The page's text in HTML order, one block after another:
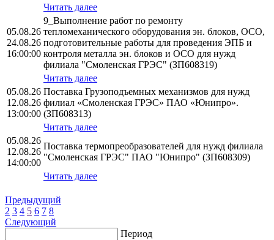
Читать далее
05.08.26
24.08.26
16:00:00
9_Выполнение работ по ремонту
тепломеханического оборудования эн. блоков, ОСО,
подготовительные работы для проведения ЭПБ и
контроля металла эн. блоков и ОСО для нужд
филиала "Смоленская ГРЭС" (ЗП608319)
Читать далее
05.08.26
12.08.26
13:00:00
Поставка Грузоподъемных механизмов для нужд
филиал «Смоленская ГРЭС» ПАО «Юнипро».
(ЗП608313)
Читать далее
05.08.26
12.08.26
14:00:00
Поставка термопреобразователей для нужд филиала
"Смоленская ГРЭС" ПАО "Юнипро" (ЗП608309)
Читать далее
Предыдущий
2 3 4 5 6 7 8
Следующий
Период